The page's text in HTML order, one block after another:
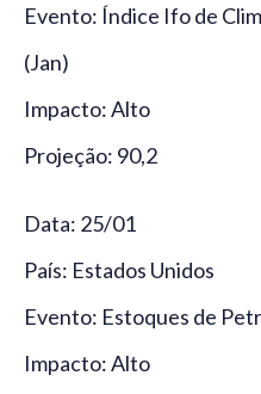
Evento: Índice Ifo de
(Jan)
Impacto: Alto
Projeção: 90,2
Data: 25/01
País: Estados Unidos
Evento: Estoques de
Impacto: Alto